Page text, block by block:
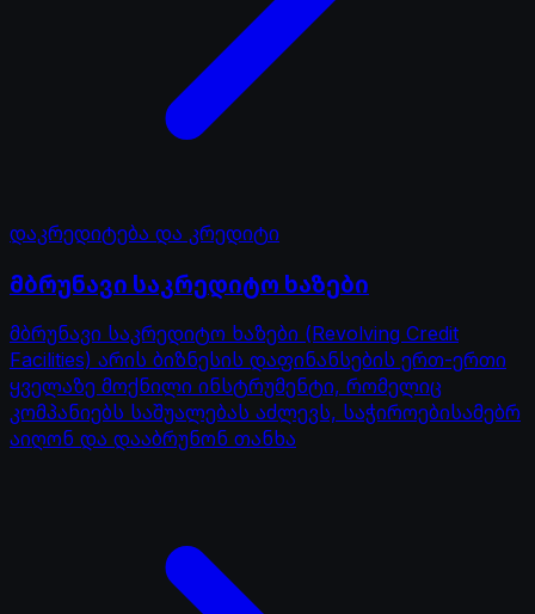
დაკრედიტება და კრედიტი
მბრუნავი საკრედიტო ხაზები
მბრუნავი საკრედიტო ხაზები (Revolving Credit
Facilities) არის ბიზნესის დაფინანსების ერთ-ერთი
ყველაზე მოქნილი ინსტრუმენტი, რომელიც
კომპანიებს საშუალებას აძლევს, საჭიროებისამებრ
აიღონ და დააბრუნონ თანხა